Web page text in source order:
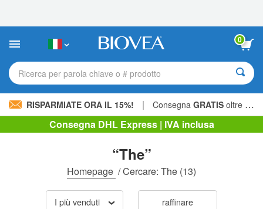
sito
include
sistema
0
Ricerca per parola chiave o # prodotto
RISPARMIATE ORA IL 15%! | Consegna GRATIS oltre 60,00 € »
Consegna DHL Express | IVA inclusa
“The”
Homepage /Cercare: The (13)
I più venduti raffinare